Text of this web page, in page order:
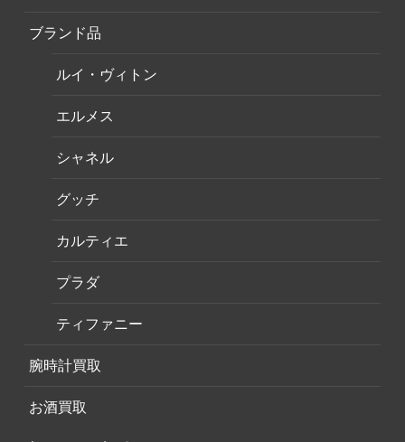
ブランド品
ルイ・ヴィトン
エルメス
シャネル
グッチ
カルティエ
プラダ
ティファニー
腕時計買取
お酒買取